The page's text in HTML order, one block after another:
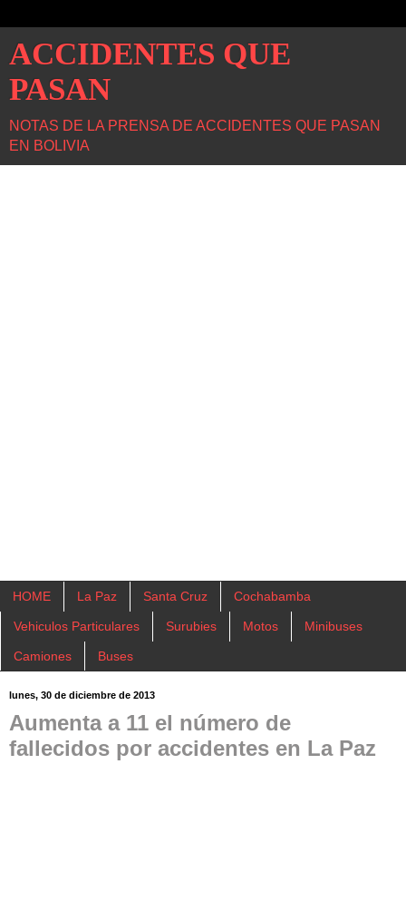
ACCIDENTES QUE
PASAN
NOTAS DE LA PRENSA DE ACCIDENTES QUE PASAN
EN BOLIVIA
HOME La Paz Santa Cruz Cochabamba
Vehiculos Particulares Surubies Motos Minibuses
Camiones Buses
lunes, 30 de diciembre de 2013
Aumenta a 11 el número de
fallecidos por accidentes en La Paz